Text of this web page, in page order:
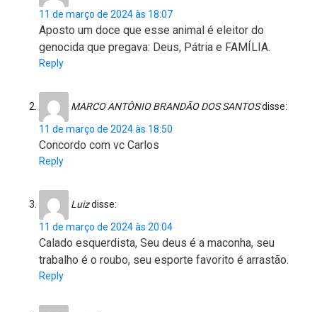
11 de março de 2024 às 18:07
Aposto um doce que esse animal é eleitor do
genocida que pregava: Deus, Pátria e FAMÍLIA.
Reply
MARCO ANTÔNIO BRANDÃO DOS SANTOSdisse:
11 de março de 2024 às 18:50
Concordo com vc Carlos
Reply
Luizdisse:
11 de março de 2024 às 20:04
Calado esquerdista, Seu deus é a maconha, seu
trabalho é o roubo, seu esporte favorito é arrastão.
Reply